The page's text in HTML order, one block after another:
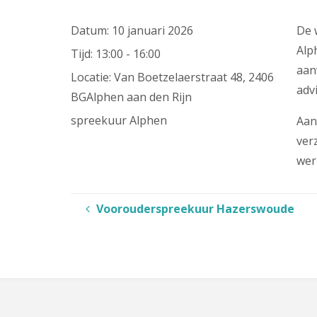
Datum: 10 januari 2026
Tijd: 13:00 - 16:00
Locatie: Van Boetzelaerstraat 48, 2406
BGAlphen aan den Rijn
spreekuur Alphen
De
Voorouderspreekuur Hazerswoude